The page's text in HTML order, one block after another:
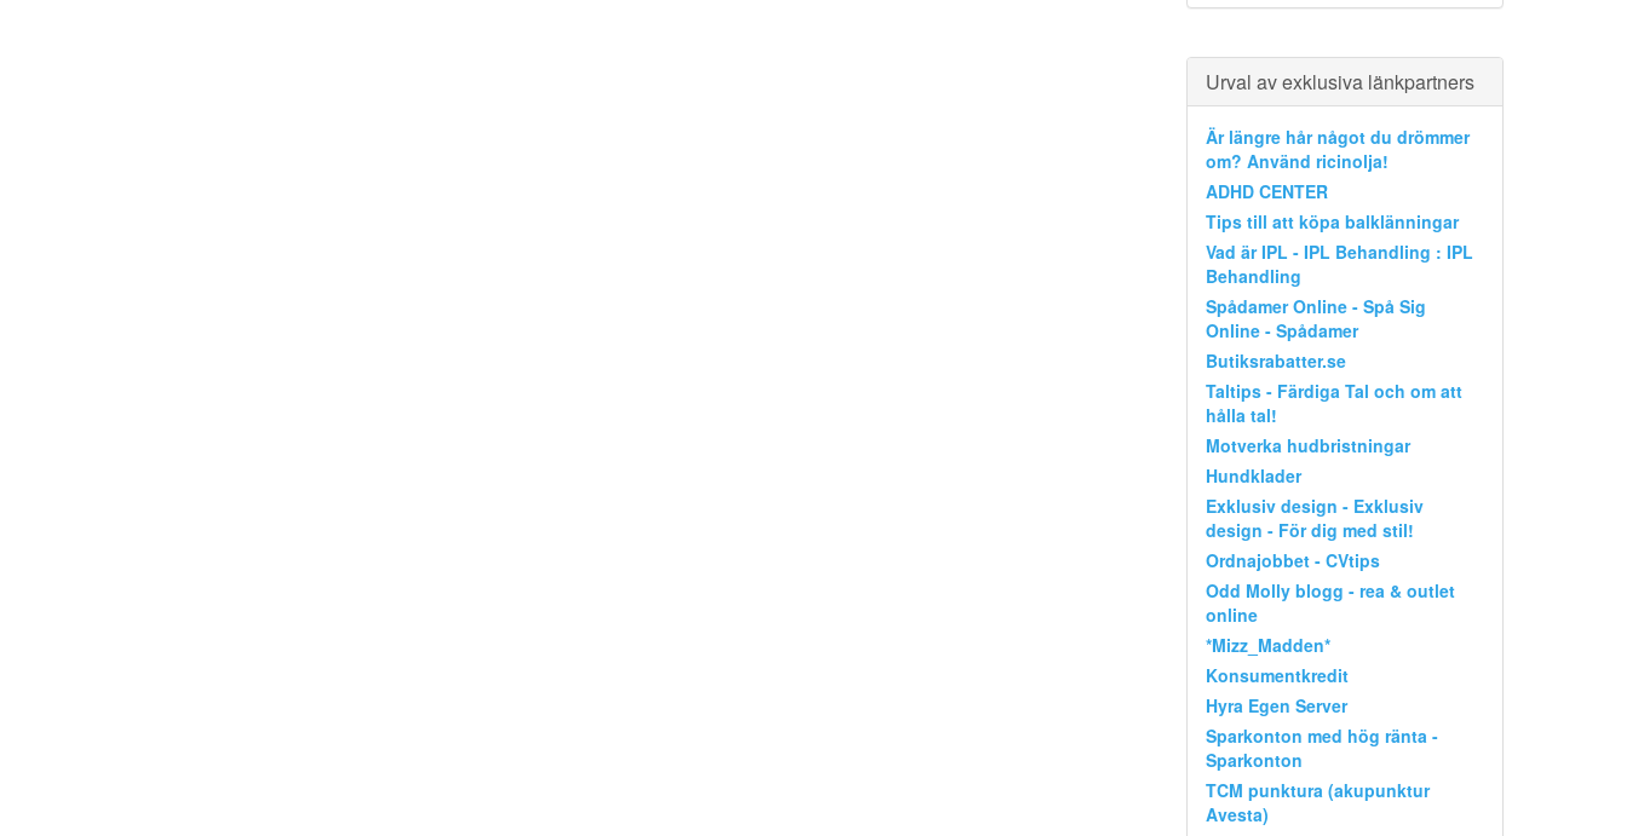
Urval av exklusiva länkpartners
Är längre hår något du drömmer
om? Använd ricinolja!
ADHD CENTER
Tips till att köpa balklänningar
Vad är IPL - IPL Behandling : IPL
Behandling
Spådamer Online - Spå Sig
Online - Spådamer
Butiksrabatter.se
Taltips - Färdiga Tal och om att
hålla tal!
Motverka hudbristningar
Hundklader
Exklusiv design - Exklusiv
design - För dig med stil!
Ordnajobbet - CVtips
Odd Molly blogg - rea & outlet
online
*Mizz_Madden*
Konsumentkredit
Hyra Egen Server
Sparkonton med hög ränta -
Sparkonton
TCM punktura (akupunktur
Avesta)